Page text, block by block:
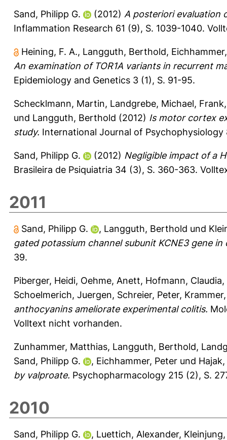
Sand, Philipp G. (2012) A posteriori evaluation
Inflammation Research 61 (9), S. 1039-1040.
Heining, F. A., Langguth, Berthold,
An examination of TOR1A variants in recurrent
Epidemiology and Genetics 3 (1), S. 91-95.
Schecklmann, Martin, Landgrebe, Michael,
und Langguth, Berthold (2012) Is motor cortex
study. International Journal of
Sand, Philipp G. (2012) Negligible impact of a
Brasileira de Psiquiatria 34 (3), S. 360-363.
2011
Sand, Philipp G. , Langguth, Berthold und
gated potassium channel subunit KCNE3 gene
39.
Piberger, Heidi, Oehme, Anett, Hofmann, Claudia,
Schoelmerich, Juergen, Schreier, Peter,
anthocyanins ameliorate experimental colitis.
Volltext nicht vorhanden.
Zunhammer, Matthias, Langguth, Berthold,
Sand, Philipp G.
, Eichhammer, Peter und
by valproate. Psychopharmacology 215 (2), S.
2010
Sand, Philipp G. , Luettich, Alexander,